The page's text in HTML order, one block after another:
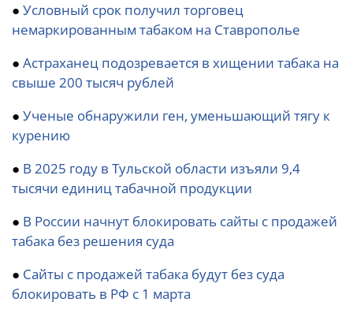
● Условный срок получил торговец
немаркированным табаком на Ставрополье
● Астраханец подозревается в хищении табака на
свыше 200 тысяч рублей
● Ученые обнаружили ген, уменьшающий тягу к
курению
● В 2025 году в Тульской области изъяли 9,4
тысячи единиц табачной продукции
● В России начнут блокировать сайты с продажей
табака без решения суда
● Сайты с продажей табака будут без суда
блокировать в РФ с 1 марта